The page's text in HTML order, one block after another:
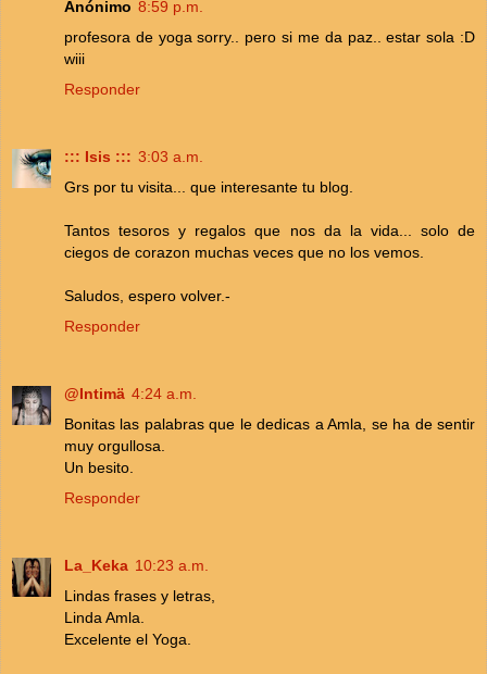
Anónimo 8:59 p.m.
profesora de yoga sorry.. pero si me da paz.. estar sola :D
wiii
Responder
::: Isis ::: 3:03 a.m.
Grs por tu visita... que interesante tu blog.
Tantos tesoros y regalos que nos da la vida... solo de
ciegos de corazon muchas veces que no los vemos.
Saludos, espero volver.-
Responder
@Intimä 4:24 a.m.
Bonitas las palabras que le dedicas a Amla, se ha de sentir
muy orgullosa.
Un besito.
Responder
La_Keka 10:23 a.m.
Lindas frases y letras,
Linda Amla.
Excelente el Yoga.